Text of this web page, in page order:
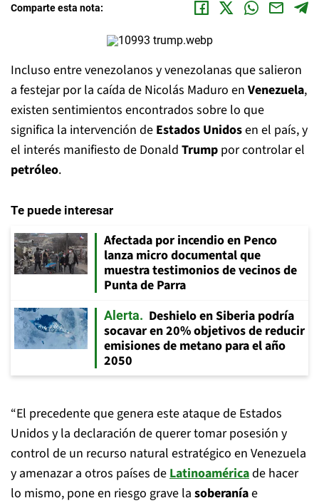
Comparte esta nota:
Incluso entre venezolanos y venezolanas que salieron
a festejar por la caída de Nicolás Maduro en Venezuela,
existen sentimientos encontrados sobre lo que
significa la intervención de Estados Unidosen el país, y
el interés manifiesto de Donald Trump por controlar el
petróleo.
Te puede interesar
Afectada por incendio en Penco
lanza micro documental que
muestra testimonios de vecinos de
Punta de Parra
Alerta
Deshielo en Siberia podría
socavar en 20% objetivos de reducir
emisiones de metano para el año
2050
“El precedente que genera este ataque de Estados
Unidos y la declaración de querer tomar posesión y
control de un recurso natural estratégico en Venezuela
y amenazar a otros países deLatinoaméricade hacer
lo mismo, pone en riesgo grave la soberaníae